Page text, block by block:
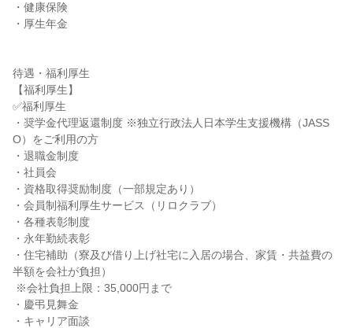
・健康保険
・厚生年金
待遇・福利厚生
【福利厚生】
✅福利厚生
・奨学金代理返還制度 ※独立行政法人日本学生支援機構（JASS
O）をご利用の方
・退職金制度
・社員会
・資格取得奨励制度（一部規定あり）
・会員制福利厚生サービス（リロクラブ）
・各種表彰制度
・永年勤続表彰
・住宅補助（寮及び借り上げ社宅に入居の場合、家賃・共益費の
半額を会社が負担）
・慶弔見舞金
・キャリア面談